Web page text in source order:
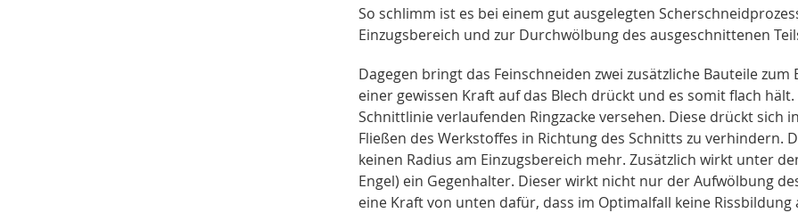
So schlimm ist es bei einem gut ausgelegten
Einzugsbereich und zur Durchwölbung des ausgeschnittenen
Dagegen bringt das Feinschneiden zwei zusätzliche Bauteile
einer gewissen Kraft auf das Blech drückt und es somit flach
Schnittlinie verlaufenden Ringzacke versehen. Diese drückt sich
Fließen des Werkstoffes in Richtung des Schnitts zu verhindern.
keinen Radius am Einzugsbereich mehr. Zusätzlich wirkt unter
Engel) ein Gegenhalter. Dieser wirkt nicht nur der Aufwölbung
eine Kraft von unten dafür, dass im Optimalfall keine